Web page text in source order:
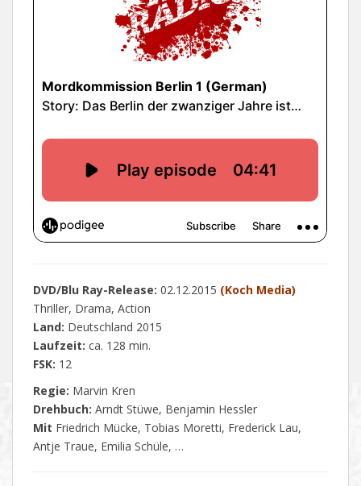
DVD/Blu Ray-Release: 02.12.2015 (Koch Media)
Thriller, Drama, Action
Land: Deutschland 2015
Laufzeit: ca. 128 min.
FSK: 12
Regie: Marvin Kren
Drehbuch: Arndt Stüwe, Benjamin Hessler
Mit Friedrich Mücke, Tobias Moretti, Frederick Lau,
Antje Traue, Emilia Schüle, …